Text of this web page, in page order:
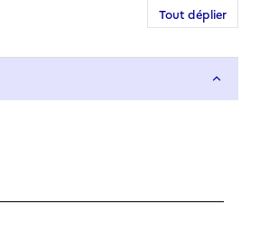
Tout déplier